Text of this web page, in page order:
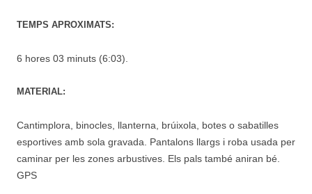
TEMPS APROXIMATS:
6 hores 03 minuts (6:03).
MATERIAL:
Cantimplora, binocles, llanterna, brúixola, botes o sabatilles
esportives amb sola gravada. Pantalons llargs i roba usada per
caminar per les zones arbustives. Els pals també aniran bé.
GPS